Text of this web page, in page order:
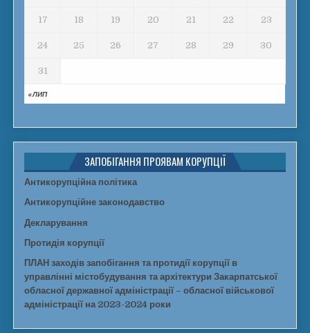
« ЛИП
17 18 19 20 21 22 23
24 25 26 27 28 29 30
31
ЗАПОБІГАННЯ ПРОЯВАМ КОРУПЦІЇ
Антикорупційна політика
Антикорупційне законодавство
Декларування
Протидія корупції
ПЛАН заходів запобігання та протидії корупції в
управлінні містобудування та архітектури Закарпатської
обласної державної адміністрації – обласної військової
адміністрації на 2023-2024 роки